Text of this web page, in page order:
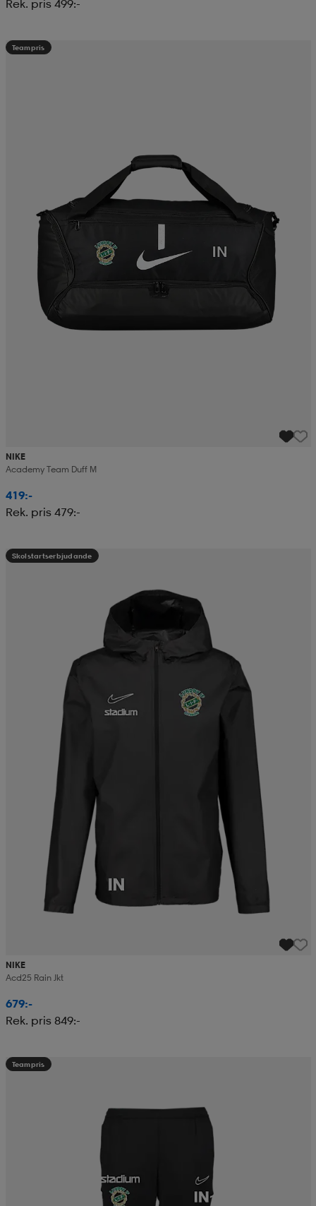
Rek. pris 499:-
Teampris
NIKE
Academy Team Duff M
419:-
Rek. pris 479:-
Skolstartserbjudande
NIKE
Acd25 Rain Jkt
679:-
Rek. pris 849:-
Teampris